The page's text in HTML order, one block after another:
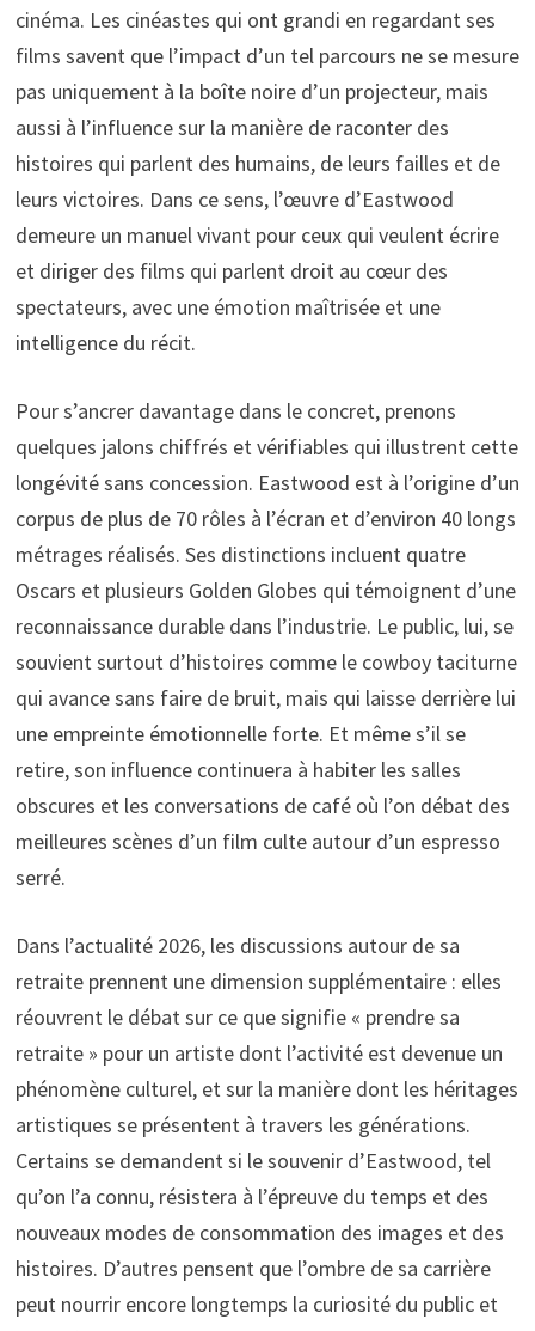
cinéma. Les cinéastes qui ont grandi en regardant ses
films savent que l’impact d’un tel parcours ne se mesure
pas uniquement à la boîte noire d’un projecteur, mais
aussi à l’influence sur la manière de raconter des
histoires qui parlent des humains, de leurs failles et de
leurs victoires. Dans ce sens, l’œuvre d’Eastwood
demeure un manuel vivant pour ceux qui veulent écrire
et diriger des films qui parlent droit au cœur des
spectateurs, avec une émotion maîtrisée et une
intelligence du récit.
Pour s’ancrer davantage dans le concret, prenons
quelques jalons chiffrés et vérifiables qui illustrent cette
longévité sans concession. Eastwood est à l’origine d’un
corpus de plus de 70 rôles à l’écran et d’environ 40 longs
métrages réalisés. Ses distinctions incluent quatre
Oscars et plusieurs Golden Globes qui témoignent d’une
reconnaissance durable dans l’industrie. Le public, lui, se
souvient surtout d’histoires comme le cowboy taciturne
qui avance sans faire de bruit, mais qui laisse derrière lui
une empreinte émotionnelle forte. Et même s’il se
retire, son influence continuera à habiter les salles
obscures et les conversations de café où l’on débat des
meilleures scènes d’un film culte autour d’un espresso
serré.
Dans l’actualité 2026, les discussions autour de sa
retraite prennent une dimension supplémentaire : elles
réouvrent le débat sur ce que signifie « prendre sa
retraite » pour un artiste dont l’activité est devenue un
phénomène culturel, et sur la manière dont les héritages
artistiques se présentent à travers les générations.
Certains se demandent si le souvenir d’Eastwood, tel
qu’on l’a connu, résistera à l’épreuve du temps et des
nouveaux modes de consommation des images et des
histoires. D’autres pensent que l’ombre de sa carrière
peut nourrir encore longtemps la curiosité du public et